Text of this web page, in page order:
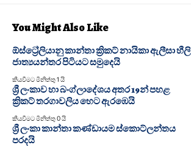
You Might Also Like
ඕස්ට්‍රේලියානු කාන්තා ක්‍රිකට් නායිකා ඇලීසා හීලි
ජාත්‍යයන්තර පිටියට සමුදෙයි
කියවීමට මිනිත්තු 1 යි
ශ්‍රී ලංකාව හා බංග්ලාදේශය අතර 19න් පහළ
ක්‍රිකට් තරගාවලිය හෙට ඇරඹෙයි
කියවීමට මිනිත්තු 0 යි
ශ්‍රී ලංකා කාන්තා කණ්ඩායම ස්කොට්ලන්තය
පරදයි